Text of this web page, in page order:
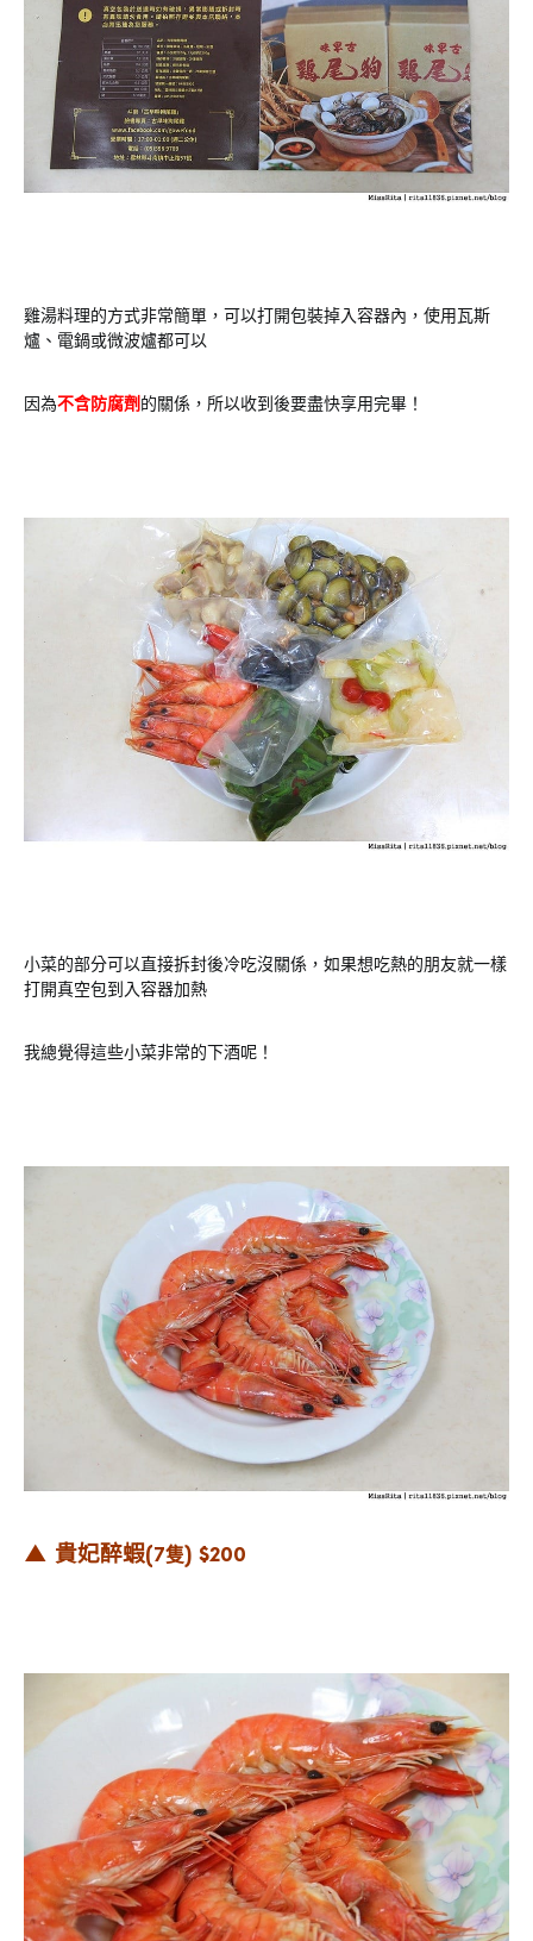
雞湯料理的方式非常簡單，可以打開包裝掉入容器內，使用瓦斯
爐、電鍋或微波爐都可以
因為不含防腐劑的關係，所以收到後要盡快享用完畢！
小菜的部分可以直接拆封後冷吃沒關係，如果想吃熱的朋友就一樣
打開真空包到入容器加熱
我總覺得這些小菜非常的下酒呢！
▲ 貴妃醉蝦(7隻) $200